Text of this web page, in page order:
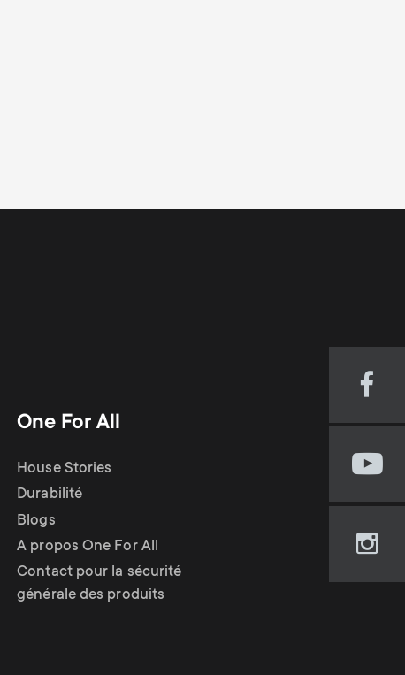
One For All
House Stories
Durabilité
Blogs
A propos One For All
Contact pour la sécurité
générale des produits
in
tab)
in